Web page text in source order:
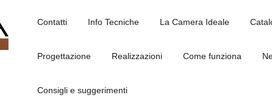
Contatti Info Tecniche La Camera Ideale
Progettazione Realizzazioni Come funziona
Consigli e suggerimenti